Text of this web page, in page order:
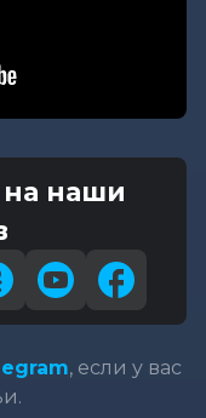
наши
, если у вас